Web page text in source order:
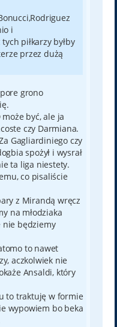
i
piłkarzy byłby
przez dużą
grono
być, ale ja
czy Darmiana.
Gagliardiniego czy
spożył i wysrał
ta liga niestety.
co pisaliście
z Mirandą wręcz
na młodziaka
nie będziemy
to nawet
aczkolwiek nie
Ansaldi, który
to traktuję w formie
wypowiem bo beka